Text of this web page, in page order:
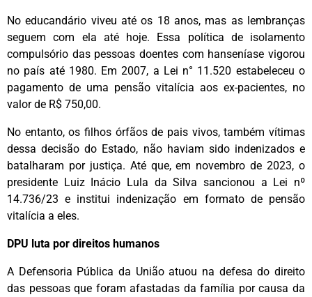
No educandário viveu até os 18 anos, mas as lembranças
seguem com ela até hoje. Essa política de isolamento
compulsório das pessoas doentes com hanseníase vigorou
no país até 1980. Em 2007, a Lei n° 11.520 estabeleceu o
pagamento de uma pensão vitalícia aos ex-pacientes, no
valor de R$ 750,00.
No entanto, os filhos órfãos de pais vivos, também vítimas
dessa decisão do Estado, não haviam sido indenizados e
batalharam por justiça. Até que, em novembro de 2023, o
presidente Luiz Inácio Lula da Silva sancionou a Lei nº
14.736/23 e institui indenização em formato de pensão
vitalícia a eles.
DPU luta por direitos humanos
A Defensoria Pública da União atuou na defesa do direito
das pessoas que foram afastadas da família por causa da